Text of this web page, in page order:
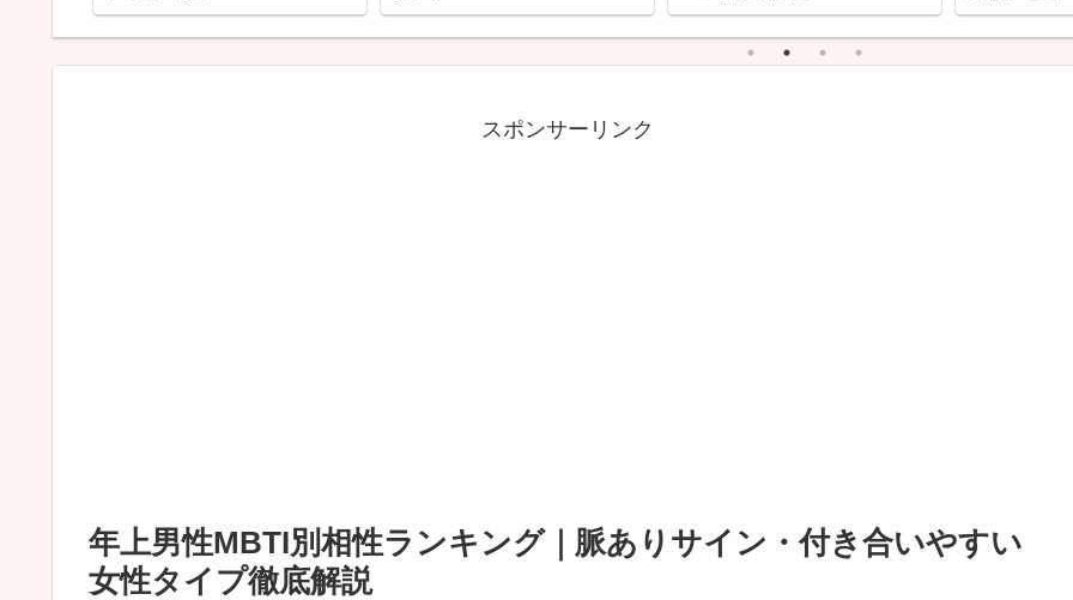
スポンサーリンク
年上男性MBTI別相性ランキング｜脈ありサイン・付き合いやすい
女性タイプ徹底解説